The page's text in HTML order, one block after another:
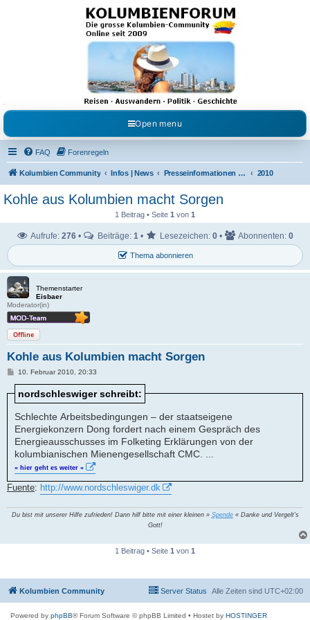
Kolumbienforum - Das
grosse Forum der
Freunde Kolumbiens
Reisen, Auswandern, Kultur, Politik, Geschichte und Visum in Kolumbien und Venezuela.
Austausch, Erfahrungen und Gemeinschaft im Kolumbienforum
Open menu
FAQ Forenregeln
Kolumbien Community Infos | News Presseinformationen & Neuigkeiten 2010
Kohle aus Kolumbien macht Sorgen
1 Beitrag • Seite 1 von 1
Thema abonnieren
Aufrufe: 276 • Beiträge: 1 • Lesezeichen: 0 • Abonnenten: 0
Themenstarter
Eisbaer
Moderator(in)
Offline
Kohle aus Kolumbien macht Sorgen
B
r
a
g
10. Februar 2010, 20:33
nordschleswiger schreibt:
Schlechte Arbeitsbedingungen – der staatseigene
Energiekonzern Dong fordert nach einem Gespräch des
Energieausschusses im Folketing Erklärungen von der
kolumbianischen Mienengesellschaft CMC. ...
» hier geht es weiter «
Fuente: http://www.nordschleswiger.dk
Du bist mit unserer Hilfe zufrieden! Dann hilf bitte mit einer kleinen » Spende« Danke und Vergelt's
Gott!
1 Beitrag • Seite 1 von 1
Kolumbien Community Alle Zeiten sind UTC+02:00
Server Status
Powered by phpBB® Forum Software © phpBB Limited • Hostet by HOSTINGER